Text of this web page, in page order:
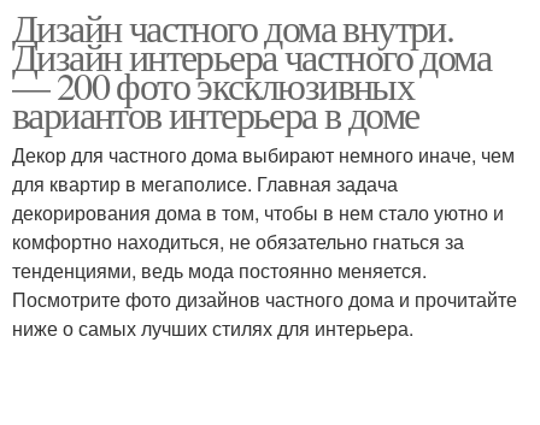
Отделка в английском
стиле
Гид по стилю
Стиль на кухне
Кухня в английском
стиле
Кухни в английском
стиле
Дизайн частного дома внутри.
Дизайн интерьера частного дома
— 200 фото эксклюзивных
вариантов интерьера в доме
Декор для частного дома выбирают немного иначе, чем
для квартир в мегаполисе. Главная задача
декорирования дома в том, чтобы в нем стало уютно и
комфортно находиться, не обязательно гнаться за
тенденциями, ведь мода постоянно меняется.
Посмотрите фото дизайнов частного дома и прочитайте
ниже о самых лучших стилях для интерьера.